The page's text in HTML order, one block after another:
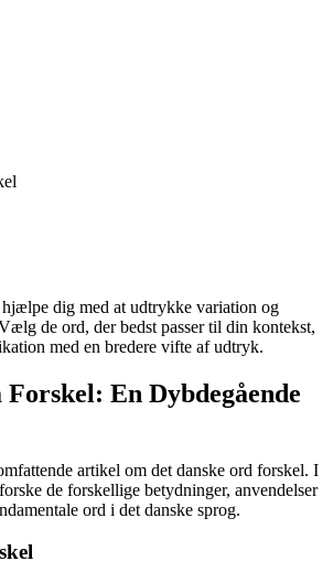
dig med at udtrykke variation og
de ord, der bedst passer til din kontekst,
med en bredere vifte af udtryk.
En Dybdegående
artikel om det danske ord forskel. I
de forskellige betydninger, anvendelser
ord i det danske sprog.